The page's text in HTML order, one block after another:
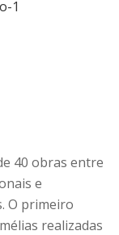
40 obras entre
e
O primeiro
realizadas